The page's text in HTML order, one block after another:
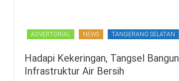
ADVERTORIAL NEWS TANGERANG SELATAN
Hadapi Kekeringan, Tangsel Bangun
Infrastruktur Air Bersih